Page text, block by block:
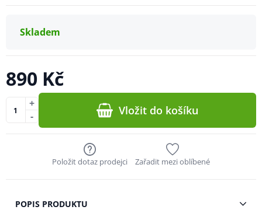
Skladem
890 Kč
-
+ Vložit do košíku
Položit dotaz prodejci Zařadit mezi oblíbené
POPIS PRODUKTU